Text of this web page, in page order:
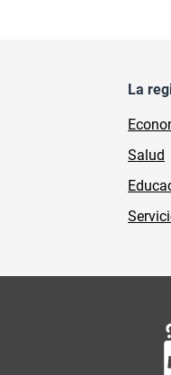
La
Salud